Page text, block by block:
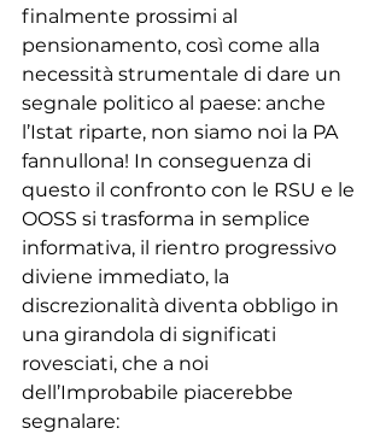
finalmente prossimi al
pensionamento, così come alla
necessità strumentale di dare un
segnale politico al paese: anche
l’Istat riparte, non siamo noi la PA
fannullona! In conseguenza di
questo il confronto con le RSU e le
OOSS si trasforma in semplice
informativa, il rientro progressivo
diviene immediato, la
discrezionalità diventa obbligo in
una girandola di significati
rovesciati, che a noi
dell’Improbabile piacerebbe
segnalare: